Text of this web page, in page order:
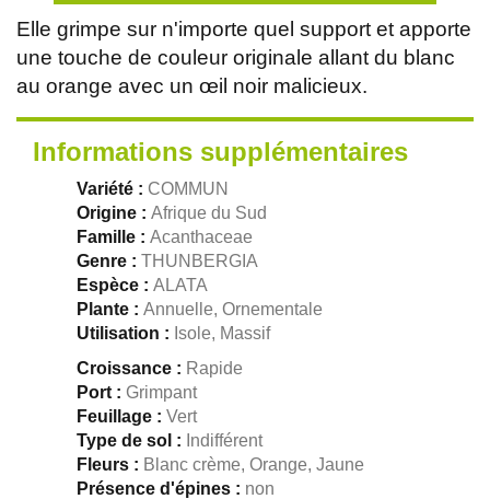
Elle grimpe sur n'importe quel support et apporte
une touche de couleur originale allant du blanc
au orange avec un œil noir malicieux.
Informations supplémentaires
Variété : COMMUN
Origine : Afrique du Sud
Famille : Acanthaceae
Genre : THUNBERGIA
Espèce : ALATA
Plante : Annuelle, Ornementale
Utilisation : Isole, Massif
Croissance : Rapide
Port : Grimpant
Feuillage : Vert
Type de sol : Indifférent
Fleurs : Blanc crème, Orange, Jaune
Présence d'épines : non